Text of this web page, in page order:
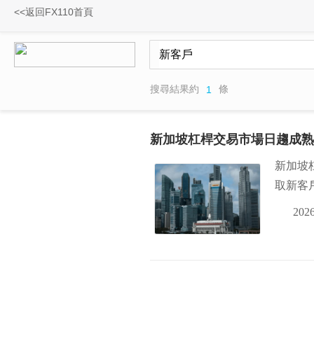
<<返回FX110首頁
搜尋結果約 1 條
新加坡杠桿交易市場日趨成
新加坡
取新客